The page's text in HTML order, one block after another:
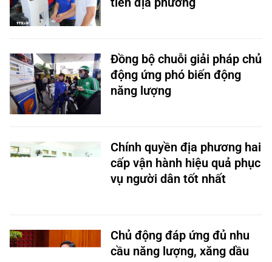
Đồng bộ chuỗi giải pháp chủ
động ứng phó biến động
năng lượng
Chính quyền địa phương hai
cấp vận hành hiệu quả phục
vụ người dân tốt nhất
Chủ động đáp ứng đủ nhu
cầu năng lượng, xăng dầu